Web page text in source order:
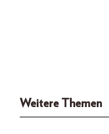
Weitere Themen